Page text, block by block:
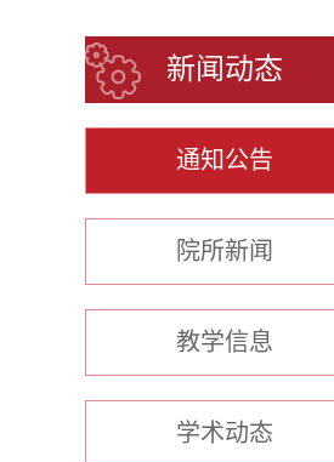
新闻动态
通知公告
院所新闻
教学信息
学术动态